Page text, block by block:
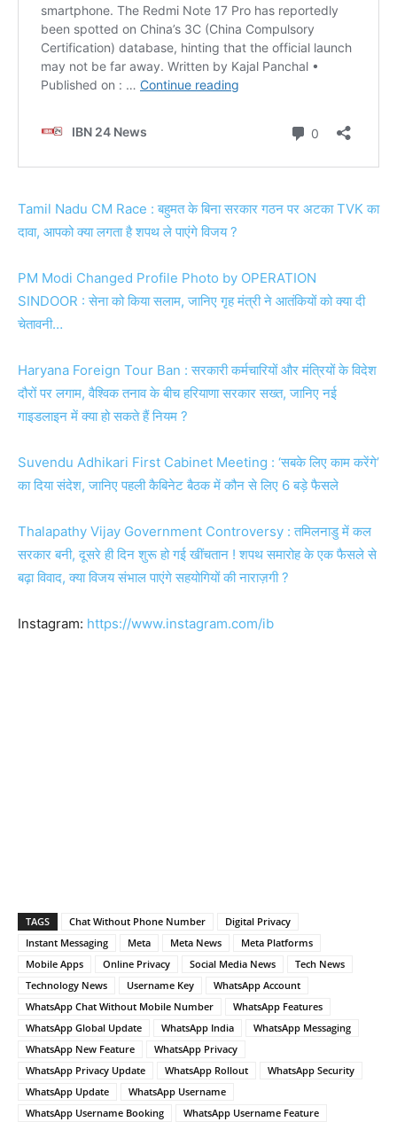
Tamil Nadu CM Race : बहुमत के बिना सरकार गठन पर अटका TVK का
दावा, आपको क्या लगता है शपथ ले पाएंगे विजय ?
PM Modi Changed Profile Photo by OPERATION
SINDOOR : सेना को किया सलाम, जानिए गृह मंत्री ने आतंकियों को क्या दी
चेतावनी…
Haryana Foreign Tour Ban : सरकारी कर्मचारियों और मंत्रियों के विदेश
दौरों पर लगाम, वैश्विक तनाव के बीच हरियाणा सरकार सख्त, जानिए नई
गाइडलाइन में क्या हो सकते हैं नियम ?
Suvendu Adhikari First Cabinet Meeting : ‘सबके लिए काम करेंगे’
का दिया संदेश, जानिए पहली कैबिनेट बैठक में कौन से लिए 6 बड़े फैसले
Thalapathy Vijay Government Controversy : तमिलनाडु में कल
सरकार बनी, दूसरे ही दिन शुरू हो गई खींचतान ! शपथ समारोह के एक फैसले से
बढ़ा विवाद, क्या विजय संभाल पाएंगे सहयोगियों की नाराज़गी ?
Instagram: https://www.instagram.com/ib
TAGS Chat Without Phone Number
Digital Privacy
Instant Messaging
Meta Meta News
Meta Platforms
Mobile Apps
Online Privacy Social Media News
Tech News
Technology News
Username Key
WhatsApp Account
WhatsApp Chat Without Mobile Number
WhatsApp Features
WhatsApp Global Update
WhatsApp India
WhatsApp Messaging
WhatsApp New Feature
WhatsApp Privacy
WhatsApp Privacy Update
WhatsApp Rollout
WhatsApp Security
WhatsApp Update
WhatsApp Username
WhatsApp Username Booking
WhatsApp Username Feature